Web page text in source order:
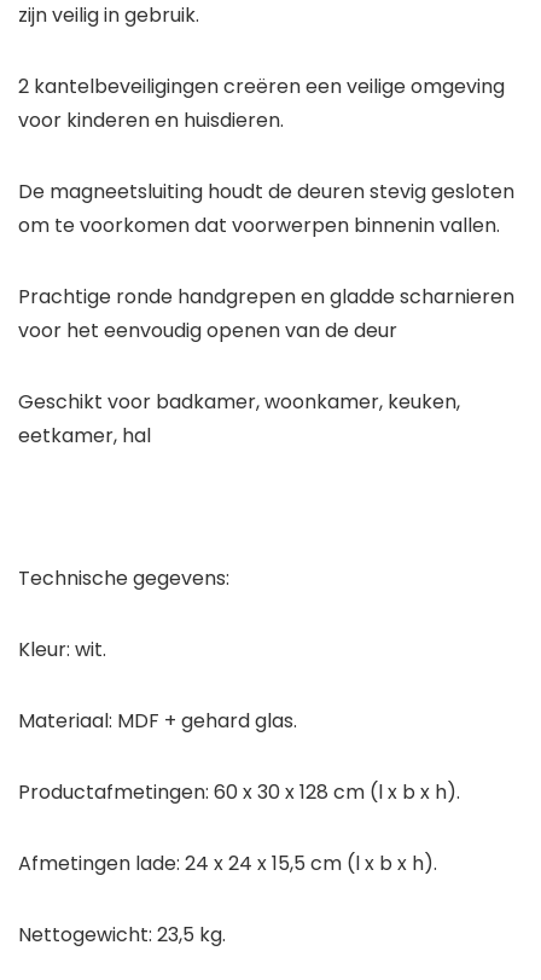
zijn veilig in gebruik.
2 kantelbeveiligingen creëren een veilige omgeving
voor kinderen en huisdieren.
De magneetsluiting houdt de deuren stevig gesloten
om te voorkomen dat voorwerpen binnenin vallen.
Prachtige ronde handgrepen en gladde scharnieren
voor het eenvoudig openen van de deur
Geschikt voor badkamer, woonkamer, keuken,
eetkamer, hal
Technische gegevens:
Kleur: wit.
Materiaal: MDF + gehard glas.
Productafmetingen: 60 x 30 x 128 cm (l x b x h).
Afmetingen lade: 24 x 24 x 15,5 cm (l x b x h).
Nettogewicht: 23,5 kg.